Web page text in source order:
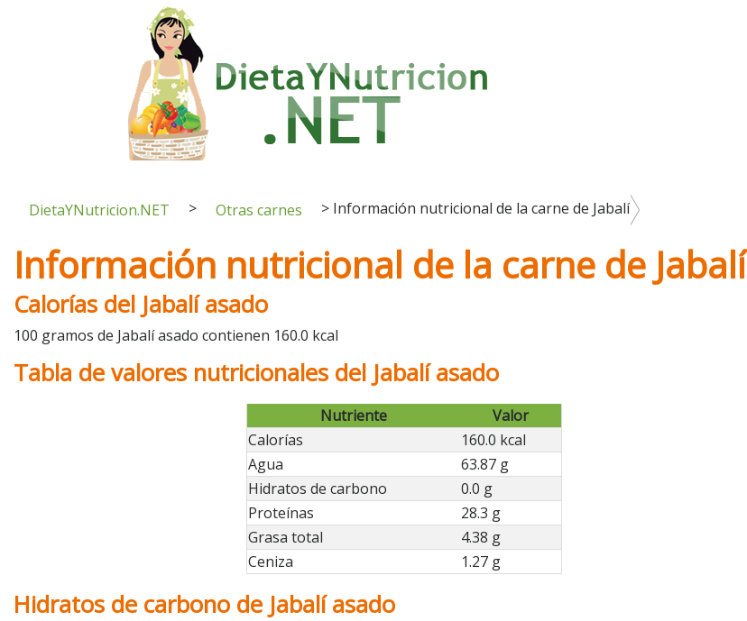
DietaYNutricion.NET > Otras carnes > Información nutricional de la carne de Jabalí
Información nutricional de la carne de Jabalí
Calorías del Jabalí asado
100 gramos de Jabalí asado contienen 160.0 kcal
Tabla de valores nutricionales del Jabalí asado
Nutriente
Valor
Calorías
160.0 kcal
Agua
63.87 g
Hidratos de carbono
0.0 g
Proteínas
28.3 g
Grasa total
4.38 g
Ceniza
1.27 g
Hidratos de carbono de Jabalí asado